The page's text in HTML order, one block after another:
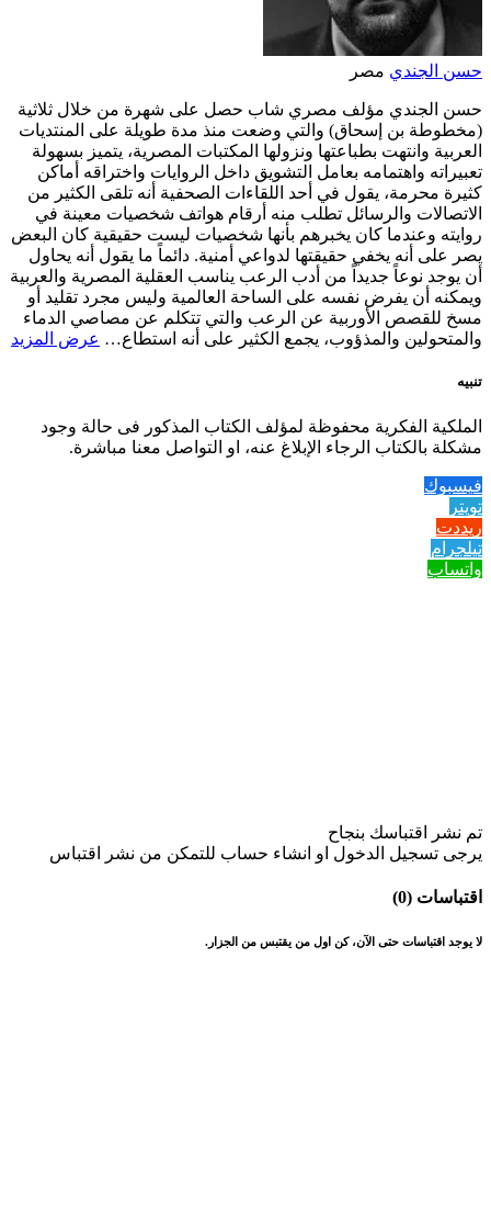
حسن الجندي مصر
حسن الجندي مؤلف مصري شاب حصل على شهرة من خلال ثلاثية
(مخطوطة بن إسحاق) والتي وضعت منذ مدة طويلة على المنتديات
العربية وانتهت بطباعتها ونزولها المكتبات المصرية، يتميز بسهولة
تعبيراته واهتمامه بعامل التشويق داخل الروايات واختراقه أماكن
كثيرة محرمة، يقول في أحد اللقاءات الصحفية أنه تلقى الكثير من
الاتصالات والرسائل تطلب منه أرقام هواتف شخصيات معينة في
روايته وعندما كان يخبرهم بأنها شخصيات ليست حقيقية كان البعض
يصر على أنه يخفي حقيقتها لدواعي أمنية. دائماً ما يقول أنه يحاول
أن يوجد نوعاً جديداً من أدب الرعب يناسب العقلية المصرية والعربية
ويمكنه أن يفرض نفسه على الساحة العالمية وليس مجرد تقليد أو
مسخ للقصص الأوربية عن الرعب والتي تتكلم عن مصاصي الدماء
والمتحولين والمذؤوب، يجمع الكثير على أنه استطاع… عرض المزيد
تنبيه
الملكية الفكرية محفوظة لمؤلف الكتاب المذكور فى حالة وجود
مشكلة بالكتاب الرجاء الإبلاغ عنه، او التواصل معنا مباشرة.
فيسبوك
تويتر
ريددت
تيلجرام
واتساب
تم نشر اقتباسك بنجاح
يرجى تسجيل الدخول او انشاء حساب للتمكن من نشر اقتباس
اقتباسات (0)
لا يوجد اقتباسات حتى الآن، كن اول من يقتبس من الجزار.